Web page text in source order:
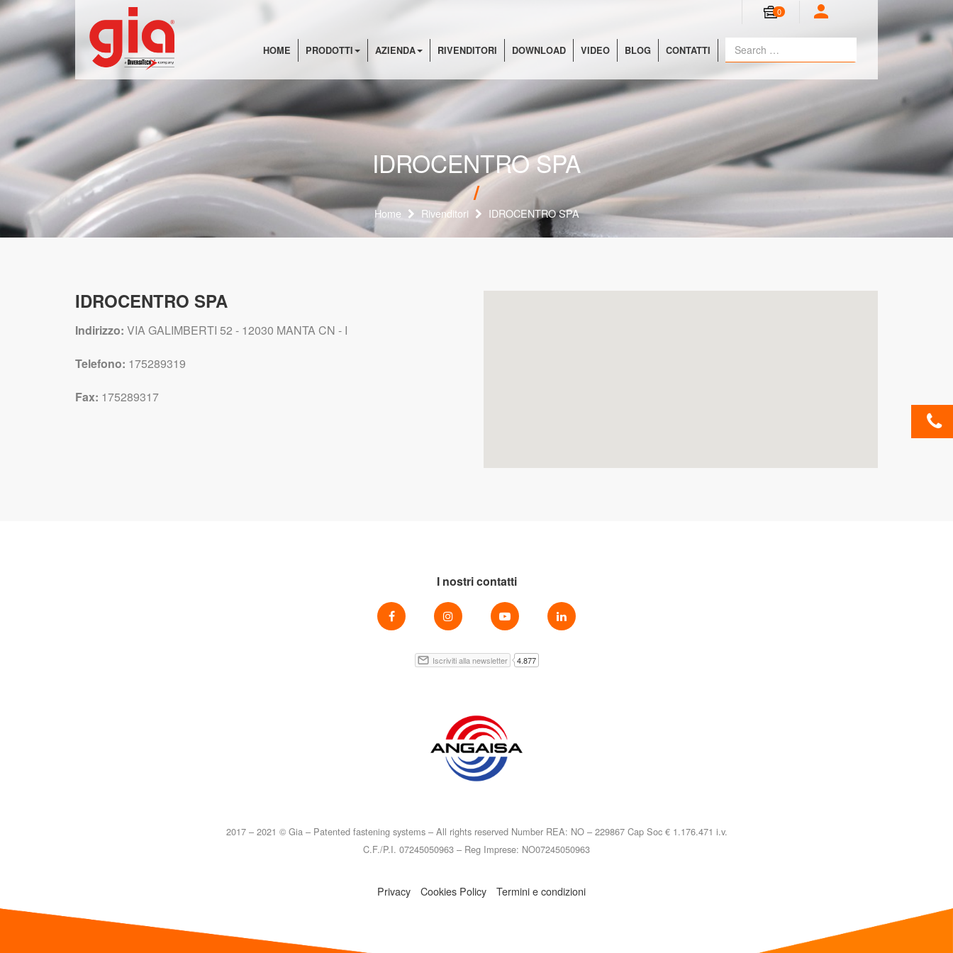
0
HOME PRODOTTI AZIENDA RIVENDITORI DOWNLOAD VIDEO BLOG CONTATTI
IDROCENTRO SPA
Home Rivenditori IDROCENTRO SPA
IDROCENTRO SPA
Indirizzo: VIA GALIMBERTI 52 - 12030 MANTA CN - I
Telefono: 175289319
Fax: 175289317
I nostri contatti
2017 – 2021 © Gia – Patented fastening systems – All rights reserved Number REA: NO – 229867 Cap Soc € 1.176.471 i.v.
C.F./P.I. 07245050963 – Reg Imprese: NO07245050963
Privacy Cookies Policy Termini e condizioni